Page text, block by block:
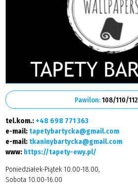
Pawilon:108/110/112
tel.kom.: +48 698 771 363
e-mail: tapetybartycka@gmail.com
e-mail: tkaninybartycka@gmail.com
www: https://tapety-ewy.pl/
Poniedziałek-Piątek 10.00-18.00,
Sobota 10.00-16.00